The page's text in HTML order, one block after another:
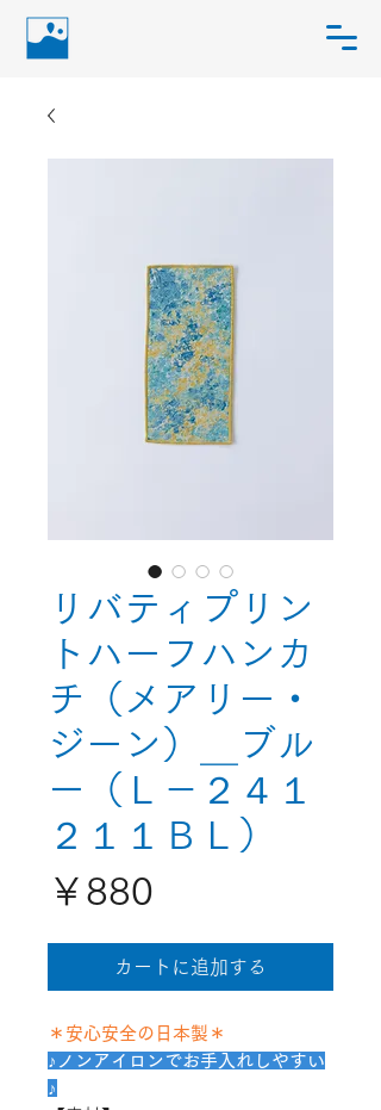
リバティプリン
トハーフハンカ
チ（メアリー・
ジーン）＿ブル
ー（Ｌ－２４１
２１１ＢＬ）
￥880
格
カートに追加する
＊安心安全の日本製＊
♪ノンアイロンでお手入れしやすい
♪